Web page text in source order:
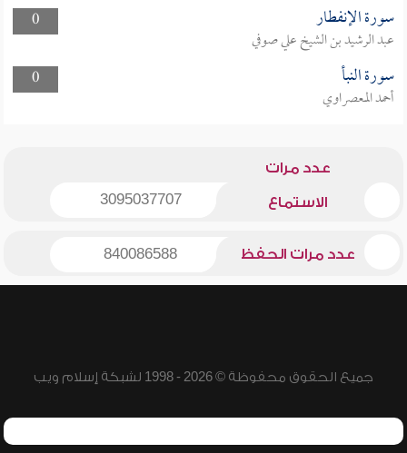
0
سورة الإنفطار
عبد الرشيد بن الشيخ علي صوفي
0
سورة النبأ
أحمد المعصراوي
عدد مرات
الاستماع 3095037707
عدد مرات الحفظ 840086588
جميع الحقوق محفوظة © 2026 - 1998 لشبكة إسلام ويب